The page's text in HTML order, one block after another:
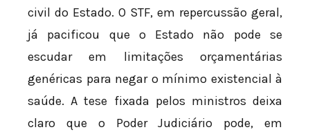
civil do Estado. O STF, em repercussão geral,
já pacificou que o Estado não pode se
escudar em limitações orçamentárias
genéricas para negar o mínimo existencial à
saúde. A tese fixada pelos ministros deixa
claro que o Poder Judiciário pode, em